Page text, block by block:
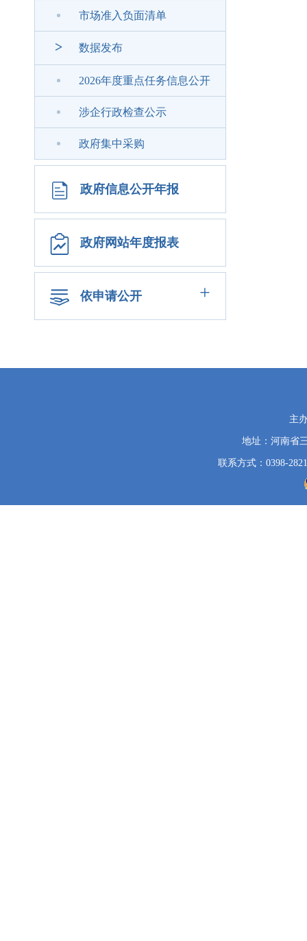
市场准入负面清单
> 数据发布
2026年度重点任务信息公开
涉企行政检查公示
政府集中采购
政府信息公开年报
政府网站年度报表
依申请公开 +
主
地址：河南省
联系方式：0398-